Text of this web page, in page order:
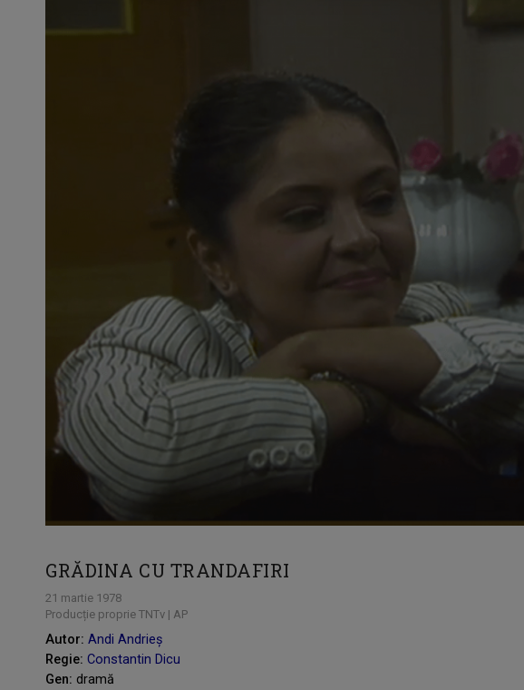
GRĂDINA CU TRANDAFIRI
21 martie 1978
Producție proprie TNTv | AP
Autor: Andi Andrieș
Regie: Constantin Dicu
Gen: dramă